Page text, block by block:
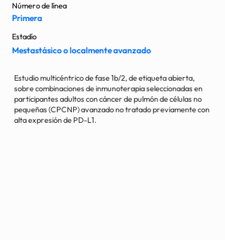
Primera
Número de línea
Mestastásico o localmente avanzado
Estadío
Estudio multicéntrico de fase 1b/2, de etiqueta abierta,
sobre combinaciones de inmunoterapia seleccionadas en
participantes adultos con cáncer de pulmón de células no
pequeñas (CPCNP) avanzado no tratado previamente con
alta expresión de PD-L1.